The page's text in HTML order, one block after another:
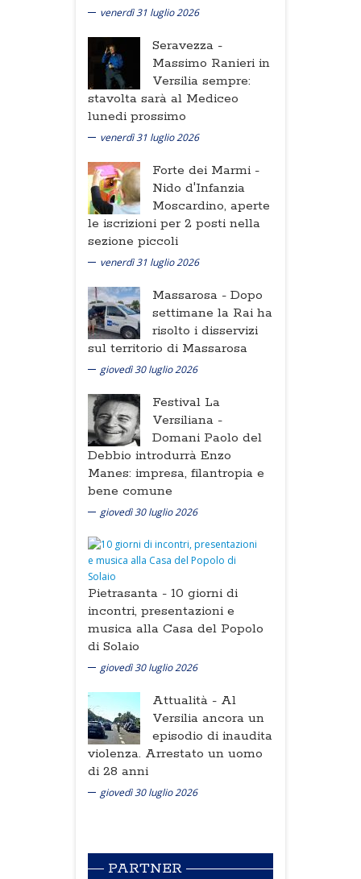
venerdì 31 luglio 2026
Seravezza -
Massimo Ranieri in
Versilia sempre:
stavolta sarà al Mediceo
lunedi prossimo
venerdì 31 luglio 2026
Forte dei Marmi -
Nido d'Infanzia
Moscardino, aperte
le iscrizioni per 2 posti nella
sezione piccoli
venerdì 31 luglio 2026
Massarosa - Dopo
settimane la Rai ha
risolto i disservizi
sul territorio di Massarosa
giovedì 30 luglio 2026
Festival La
Versiliana -
Domani Paolo del
Debbio introdurrà Enzo
Manes: impresa, filantropia e
bene comune
giovedì 30 luglio 2026
Pietrasanta - 10 giorni di
incontri, presentazioni e
musica alla Casa del Popolo
di Solaio
giovedì 30 luglio 2026
Attualità - Al
Versilia ancora un
episodio di inaudita
violenza. Arrestato un uomo
di 28 anni
giovedì 30 luglio 2026
PARTNER